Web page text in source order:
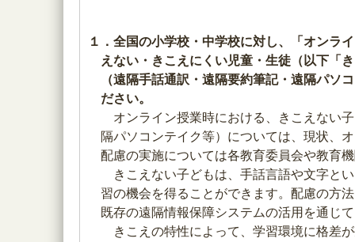
１．全国の小学校・中学校に対し、「オンラ
えない・きこえにくい児童・生徒（以下「
（遠隔手話通訳・遠隔要約筆記・遠隔パソ
ださい。
オンライン授業時における、きこえない
隔パソコンテイク等）については、現状、
配慮の実施については各教育委員会や教育
きこえない子どもは、手話言語や文字と
習の機会を得ることができます。配慮の方
既存の遠隔情報保障システムの活用を通じ
きこえの特性によって、学習環境に格差